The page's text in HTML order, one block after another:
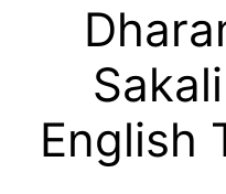
English